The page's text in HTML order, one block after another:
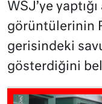
WSJ’ye
görüntülerinin
gerisindeki
gösterdiğini